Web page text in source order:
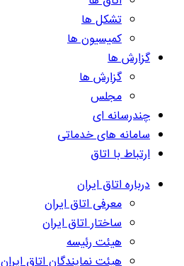
تشکل ها
کمیسیون ها
گزارش ها
گزارش ها
مجلس
چندرسانه ای
سامانه های خدماتی
ارتباط با اتاق
درباره اتاق ایران
معرفی اتاق ایران
ساختار اتاق ایران
هیئت رئیسه